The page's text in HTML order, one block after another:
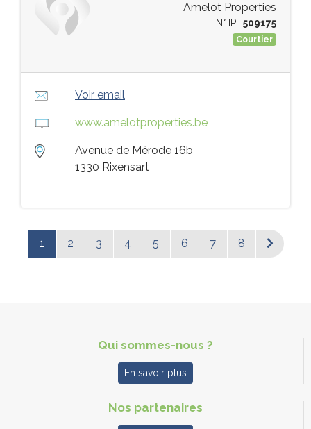
Amelot Properties
N° IPI: 509175
Courtier
Voir email
www.amelotproperties.be
Avenue de Mérode 16b
1330 Rixensart
1 2 3 4 5 6 7 8
Qui sommes-nous ?
En savoir plus
Nos partenaires